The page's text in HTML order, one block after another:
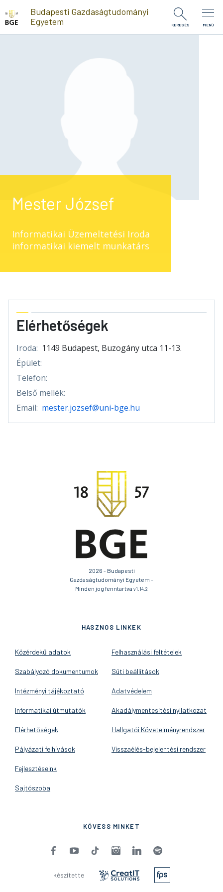
Ugrás a tartalomra
Budapesti Gazdaságtudományi
Egyetem
KERESÉS MENÜ
Mester József
Informatikai Üzemeltetési Iroda
informatikai kiemelt munkatárs
Elérhetőségek
Iroda: 1149 Budapest, Buzogány utca 11-13.
Épület:
Telefon:
Belső mellék:
Email: mester.jozsef@uni-bge.hu
2026 - Budapesti
Gazdaságtudományi Egyetem -
Minden jog fenntartva v1.14.2
HASZNOS LINKEK
Közérdekű adatok
Szabályozó dokumentumok
Intézményi tájékoztató
Informatikai útmutatók
Elérhetőségek
Pályázati felhívások
Fejlesztéseink
Sajtószoba
Felhasználási feltételek
Süti beállítások
Adatvédelem
Akadálymentesítési nyilatkozat
Hallgatói Követelményrendszer
Visszaélés-bejelentési rendszer
KÖVESS MINKET
készítette